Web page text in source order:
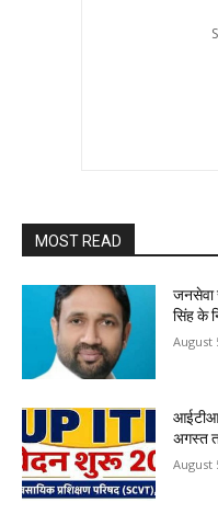
MOST READ
जनसेवा
सिंह के
August
अगस्त
August